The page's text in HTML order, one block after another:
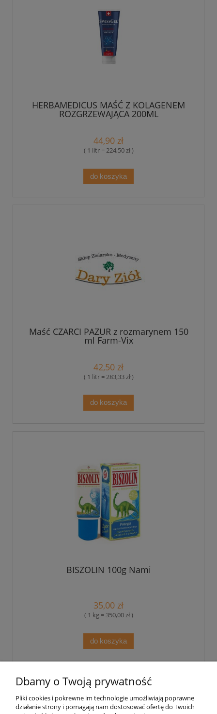
HERBAMEDICUS MAŚĆ Z KOLAGENEM
ROZGRZEWAJĄCA 200ML
44,90 zł
( 1 litr = 224,50 zł )
do koszyka
Maść CZARCI PAZUR z rozmarynem 150
ml Farm-Vix
42,50 zł
( 1 litr = 283,33 zł )
do koszyka
BISZOLIN 100g Nami
35,00 zł
( 1 kg = 350,00 zł )
do koszyka
3
Pomoc
Dbamy o Twoją prywatność
Pliki cookies i pokrewne im technologie umożliwiają poprawne
działanie strony i pomagają nam dostosować ofertę do Twoich